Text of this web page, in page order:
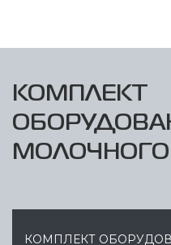
КОМПЛЕКТ
КОМПЛЕКТ